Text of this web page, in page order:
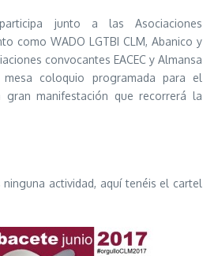
junto a las Asociaciones
como WADO LGTBI CLM, Abanico y
convocantes EACEC y Almansa
coloquio programada para el
manifestación que recorrerá la
actividad, aquí tenéis el cartel